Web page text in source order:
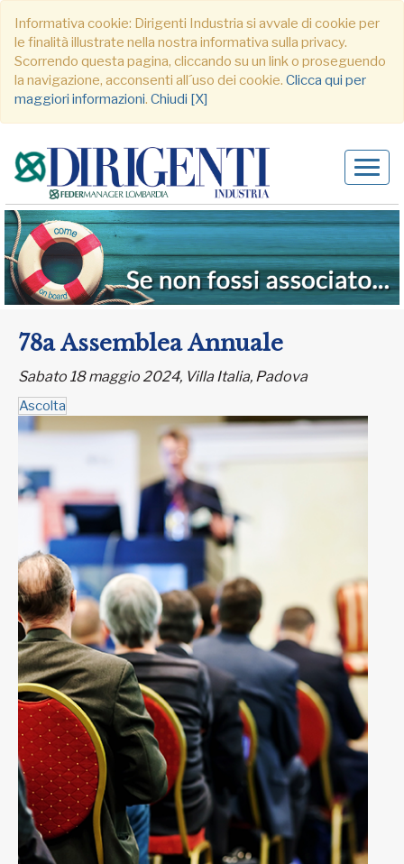
Informativa cookie: Dirigenti Industria si avvale di cookie per
le finalità illustrate nella nostra informativa sulla privacy.
Scorrendo questa pagina, cliccando su un link o proseguendo
la navigazione, acconsenti all´uso dei cookie. Clicca qui per
maggiori informazioni. Chiudi [X]
78a Assemblea Annuale
Sabato 18 maggio 2024, Villa Italia, Padova
Ascolta